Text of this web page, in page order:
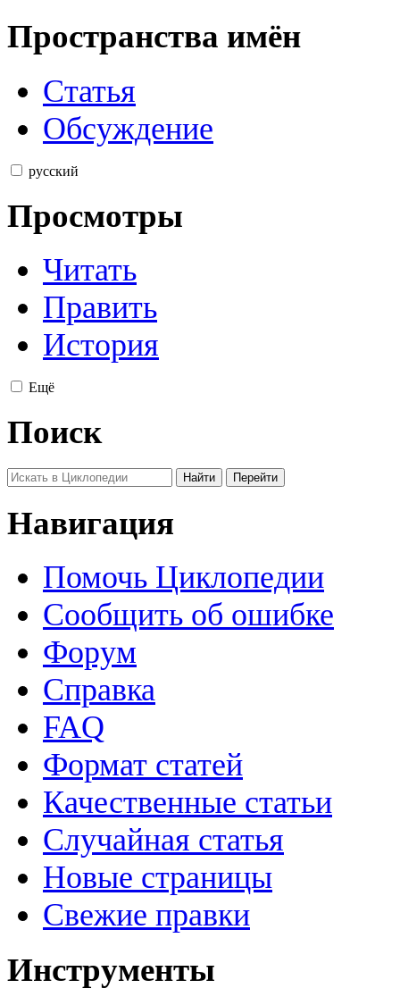
Пространства имён
Статья
Обсуждение
русский
Просмотры
Читать
Править
История
Ещё
Поиск
Навигация
Помочь Циклопедии
Сообщить об ошибке
Форум
Справка
FAQ
Формат статей
Качественные статьи
Случайная статья
Новые страницы
Свежие правки
Инструменты